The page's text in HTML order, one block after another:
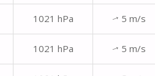
1021 hPa ↑5 m/s
1021 hPa ↑5 m/s